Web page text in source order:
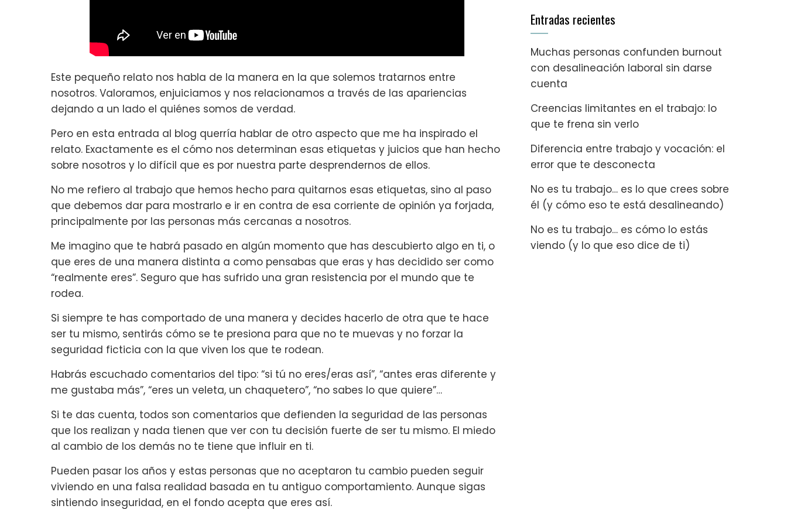
Este pequeño relato nos habla de la manera en la que solemos tratarnos entre
nosotros. Valoramos, enjuiciamos y nos relacionamos a través de las apariencias
dejando a un lado el quiénes somos de verdad.
Pero en esta entrada al blog querría hablar de otro aspecto que me ha inspirado el
relato. Exactamente es el cómo nos determinan esas etiquetas y juicios que han hecho
sobre nosotros y lo difícil que es por nuestra parte desprendernos de ellos.
No me refiero al trabajo que hemos hecho para quitarnos esas etiquetas, sino al paso
que debemos dar para mostrarlo e ir en contra de esa corriente de opinión ya forjada,
principalmente por las personas más cercanas a nosotros.
Me imagino que te habrá pasado en algún momento que has descubierto algo en ti, o
que eres de una manera distinta a como pensabas que eras y has decidido ser como
“realmente eres”. Seguro que has sufrido una gran resistencia por el mundo que te
rodea.
Si siempre te has comportado de una manera y decides hacerlo de otra que te hace
ser tu mismo, sentirás cómo se te presiona para que no te muevas y no forzar la
seguridad ficticia con la que viven los que te rodean.
Habrás escuchado comentarios del tipo: “si tú no eres/eras así”, “antes eras diferente y
me gustaba más”, “eres un veleta, un chaquetero”, “no sabes lo que quiere”…
Si te das cuenta, todos son comentarios que defienden la seguridad de las personas
que los realizan y nada tienen que ver con tu decisión fuerte de ser tu mismo. El miedo
al cambio de los demás no te tiene que influir en ti.
Pueden pasar los años y estas personas que no aceptaron tu cambio pueden seguir
viviendo en una falsa realidad basada en tu antiguo comportamiento. Aunque sigas
sintiendo inseguridad, en el fondo acepta que eres así.
Entradas recientes
Muchas personas confunden burnout
con desalineación laboral sin darse
cuenta
Creencias limitantes en el trabajo: lo
que te frena sin verlo
Diferencia entre trabajo y vocación: el
error que te desconecta
No es tu trabajo… es lo que crees sobre
él (y cómo eso te está desalineando)
No es tu trabajo… es cómo lo estás
viendo (y lo que eso dice de ti)